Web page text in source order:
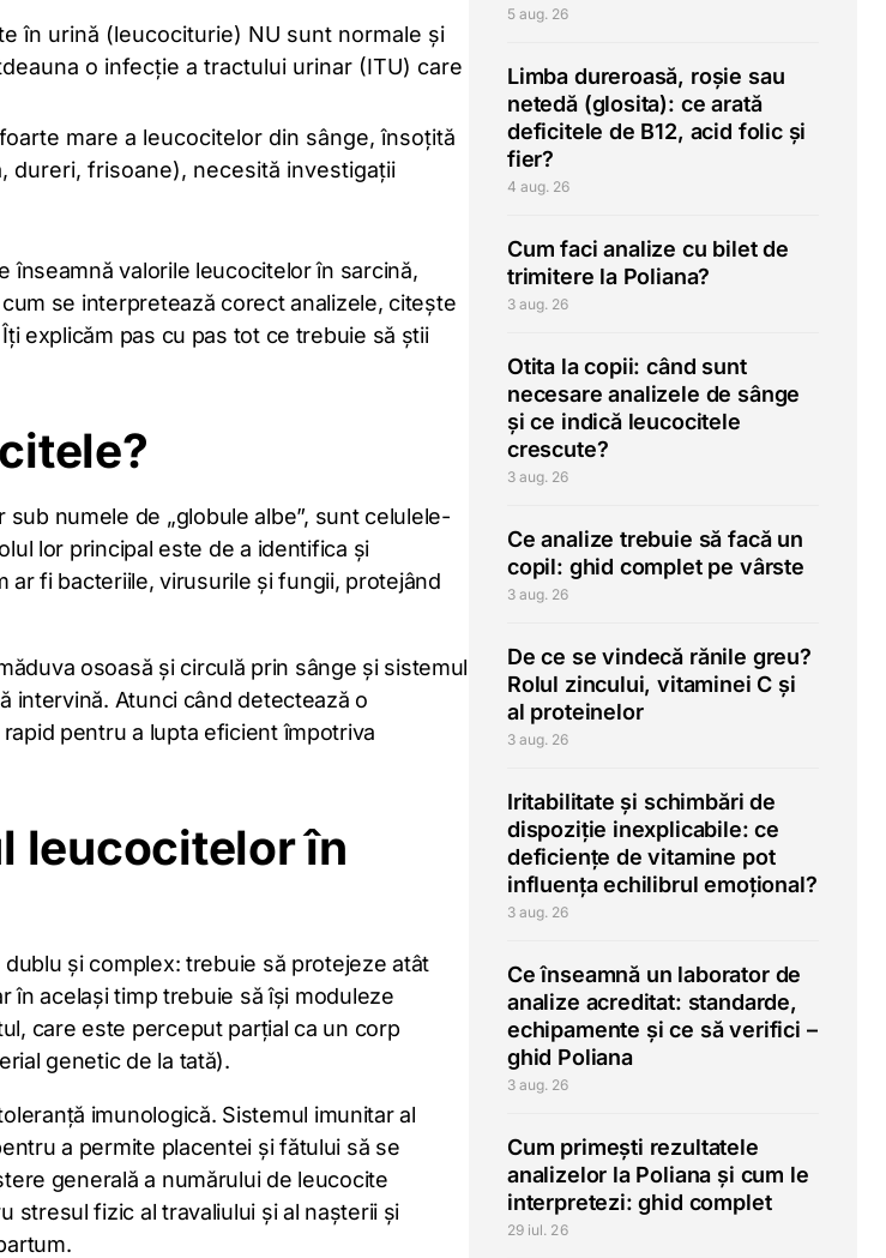
în urină (leucociturie) NU sunt normale și
o infecție a tractului urinar (ITU) care
mare a leucocitelor din sânge, însoțită
dureri, frisoane), necesită investigații
înseamnă valorile leucocitelor în sarcină,
se interpretează corect analizele, citește
explicăm pas cu pas tot ce trebuie să știi
numele de „globule albe”, sunt celulele-
lor principal este de a identifica și
ar fi bacteriile, virusurile și fungii, protejând
osoasă și circulă prin sânge și sistemul
intervină. Atunci când detectează o
pentru a lupta eficient împotriva
leucocitelor în
și complex: trebuie să protejeze atât
în același timp trebuie să își moduleze
care este perceput parțial ca un corp
genetic de la tată).
imunologică. Sistemul imunitar al
a permite placentei și fătului să se
generală a numărului de leucocite
stresul fizic al travaliului și al nașterii și
5 aug. 26
Limba dureroasă, roșie sau
netedă (glosita): ce arată
deficitele de B12, acid folic și
fier?
4 aug. 26
Cum faci analize cu bilet de
trimitere la Poliana?
3 aug. 26
Otita la copii: când sunt
necesare analizele de sânge
și ce indică leucocitele
crescute?
3 aug. 26
Ce analize trebuie să facă un
copil: ghid complet pe vârste
3 aug. 26
De ce se vindecă rănile greu?
Rolul zincului, vitaminei C și
al proteinelor
3 aug. 26
Iritabilitate și schimbări de
dispoziție inexplicabile: ce
deficiențe de vitamine pot
influența echilibrul emoțional?
3 aug. 26
Ce înseamnă un laborator de
analize acreditat: standarde,
echipamente și ce să verifici –
ghid Poliana
3 aug. 26
Cum primești rezultatele
analizelor la Poliana și cum le
interpretezi: ghid complet
29 iul. 26